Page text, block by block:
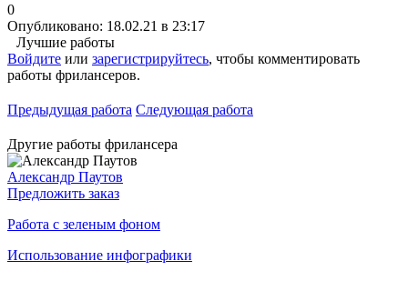
0
Опубликовано: 18.02.21 в 23:17
Лучшие работы
Войдите или зарегистрируйтесь, чтобы комментировать
работы фрилансеров.
Предыдущая работа Следующая работа
Другие работы фрилансера
Александр Паутов
Предложить заказ
Работа с зеленым фоном
Использование инфографики